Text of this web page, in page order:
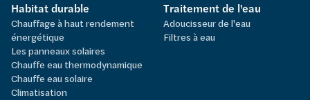
Habitat durable
Chauffage à haut rendement
énergétique
Les panneaux solaires
Chauffe eau thermodynamique
Chauffe eau solaire
Climatisation
Traitement de l'eau
Adoucisseur de l'eau
Filtres à eau